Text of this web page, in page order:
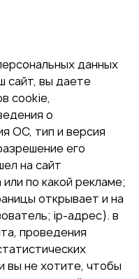
данных
сайт, вы даете
cookie,
о
ОС, тип и версия
его
на сайт
по какой рекламе;
открывает и на
ip-адрес). в
проведения
вы не хотите, чтобы